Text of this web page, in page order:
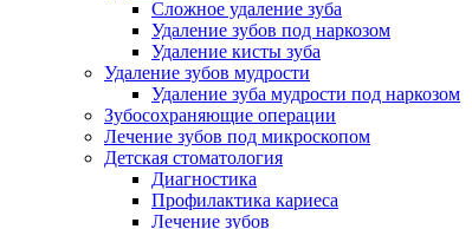
Сложное удаление зуба
Удаление зубов под наркозом
Удаление кисты зуба
Удаление зубов мудрости
Удаление зуба мудрости под наркозом
Зубосохраняющие операции
Лечение зубов под микроскопом
Детская стоматология
Диагностика
Профилактика кариеса
Лечение зубов